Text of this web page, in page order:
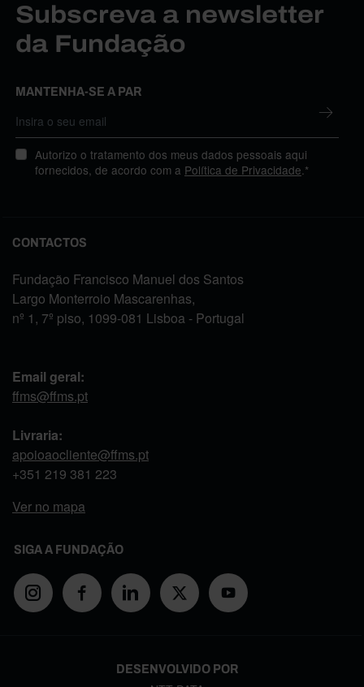
Subscreva a newsletter
da Fundação
MANTENHA-SE A PAR
Autorizo o tratamento dos meus dados pessoais aqui
fornecidos, de acordo com a Política de Privacidade .*
CONTACTOS
Fundação Francisco Manuel dos Santos
Largo Monterroio Mascarenhas,
nº 1, 7º piso, 1099-081 Lisboa - Portugal
Email geral:
ffms@ffms.pt
Livraria:
apoioaocliente@ffms.pt
+351 219 381 223
Ver no mapa
SIGA A FUNDAÇÃO
DESENVOLVIDO POR